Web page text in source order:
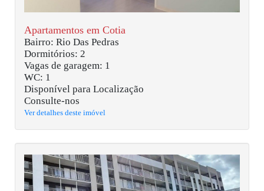
Apartamentos em Cotia
Bairro: Rio Das Pedras
Dormitórios: 2
Vagas de garagem: 1
WC: 1
Disponível para Localização
Consulte-nos
Ver detalhes deste imóvel